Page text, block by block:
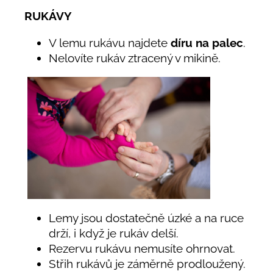
RUKÁVY
V lemu rukávu najdete díru na palec.
Nelovíte rukáv ztracený v mikině.
Lemy jsou dostatečně úzké a na ruce
drží, i když je rukáv delší.
Rezervu rukávu nemusíte ohrnovat.
Střih rukávů je záměrně prodloužený.